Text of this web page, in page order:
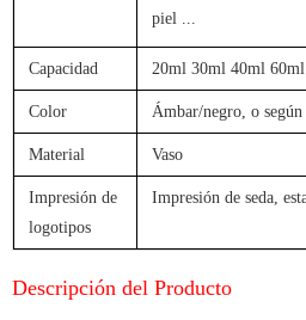
piel ...
Capacidad 20ml 30ml 40ml 60ml
Color Ámbar/negro, o según
Material Vaso
Impresión de
logotipos
Impresión de seda,
Descripción del Producto